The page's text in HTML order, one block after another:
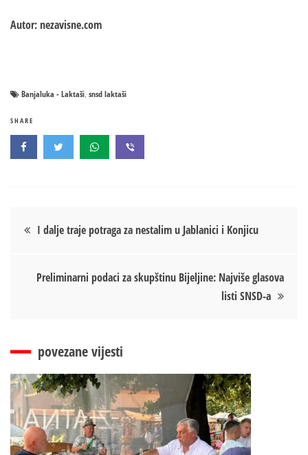
Autor: nezavisne.com
Banjaluka - Laktaši, snsd laktaši
SHARE
Кретање
I dalje traje potraga za nestalim u Jablanici i Konjicu
Preliminarni podaci za skupštinu Bijeljine: Najviše glasova
listi SNSD-a
povezane vijesti